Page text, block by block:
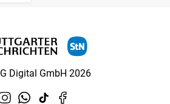
Digital GmbH 2026